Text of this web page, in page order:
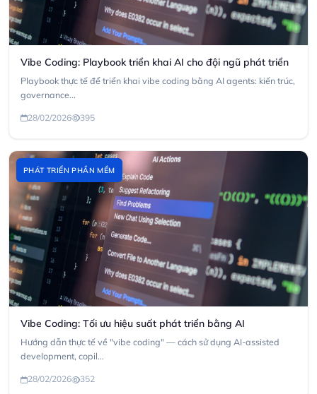
Vibe Coding: Playbook triển khai AI cho đội ngũ phát triển
Playbook thực tế để triển khai vibe coding bằng AI agents: kiến trúc,
governance...
28/02/2026 395
PHÁT TRIỂN PHẦN MỀM
Vibe Coding: Tối ưu hiệu suất phát triển bằng AI
Hướng dẫn thực tế về "vibe coding" — cách sử dụng AI-assisted
development, copil...
28/02/2026 352